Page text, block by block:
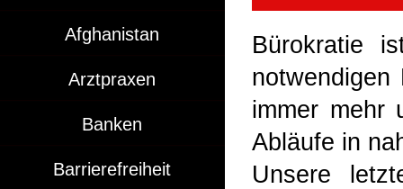
Bürokratie
immer mehr
Abläufe in
Unsere
Afghanistan
Arztpraxen
Banken
Barrierefreiheit